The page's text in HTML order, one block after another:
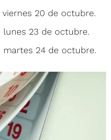
20 de octubre.
23 de octubre.
martes 24 de octubre.